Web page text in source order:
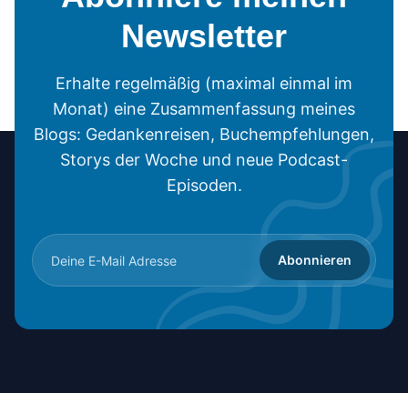
Newsletter
Erhalte regelmäßig (maximal einmal im
Monat) eine Zusammenfassung meines
Blogs: Gedankenreisen, Buchempfehlungen,
Storys der Woche und neue Podcast-
Episoden.
Abonnieren